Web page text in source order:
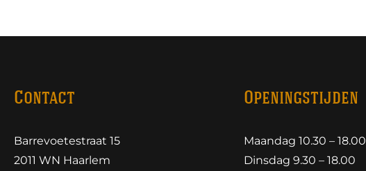
Contact
Barrevoetestraat 15
2011 WN Haarlem
Openingstijden
Maandag 10.30 – 18.00
Dinsdag 9.30 – 18.00